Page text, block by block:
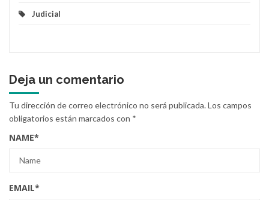
Judicial
Deja un comentario
Tu dirección de correo electrónico no será publicada.Los campos
obligatorios están marcados con *
NAME*
EMAIL*